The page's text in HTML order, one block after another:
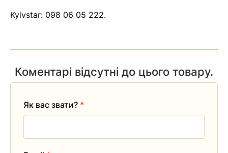
Kyivstar: 098 06 05 222.
Коментарі відсутні до цього товару.
Як вас звати? *